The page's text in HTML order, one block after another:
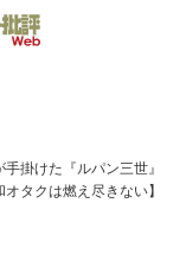
て吹いた」
掛けた『ルパン三世』
タクは燃え尽きない】